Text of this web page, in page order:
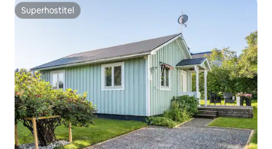
Superhostitel
Superhostitel